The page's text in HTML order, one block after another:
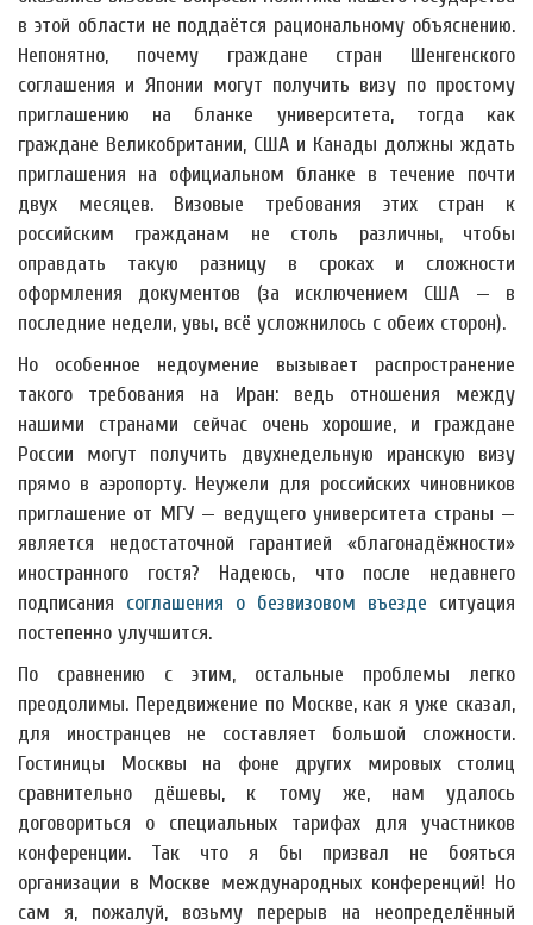
в этой области не поддаётся рациональному объяснению.
Непонятно, почему граждане стран Шенгенского
соглашения и Японии могут получить визу по простому
приглашению на бланке университета, тогда как
граждане Великобритании, США и Канады должны ждать
приглашения на официальном бланке в течение почти
двух месяцев. Визовые требования этих стран к
российским гражданам не столь различны, чтобы
оправдать такую разницу в сроках и сложности
оформления документов (за исключением США — в
последние недели, увы, всё усложнилось с обеих сторон).
Но особенное недоумение вызывает распространение
такого требования на Иран: ведь отношения между
нашими странами сейчас очень хорошие, и граждане
России могут получить двухнедельную иранскую визу
прямо в аэропорту. Неужели для российских чиновников
приглашение от МГУ — ведущего университета страны —
является недостаточной гарантией «благонадёжности»
иностранного гостя? Надеюсь, что после недавнего
подписания соглашения о безвизовом въезде ситуация
постепенно улучшится.
По сравнению с этим, остальные проблемы легко
преодолимы. Передвижение по Москве, как я уже сказал,
для иностранцев не составляет большой сложности.
Гостиницы Москвы на фоне других мировых столиц
сравнительно дёшевы, к тому же, нам удалось
договориться о специальных тарифах для участников
конференции. Так что я бы призвал не бояться
организации в Москве международных конференций! Но
сам я, пожалуй, возьму перерыв на неопределённый